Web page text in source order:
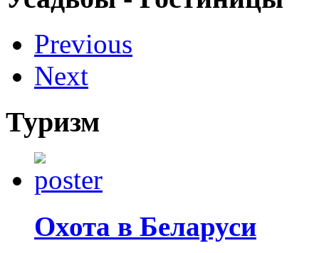
Previous
Next
Туризм
Охота в Беларуси